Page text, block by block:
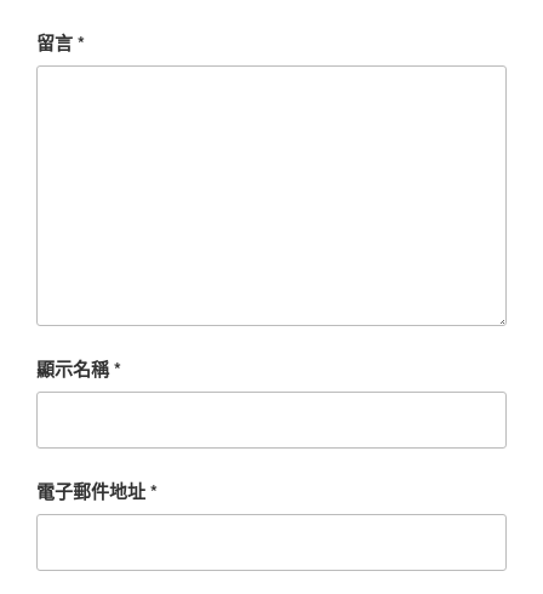
留言*
顯示名稱*
電子郵件地址*